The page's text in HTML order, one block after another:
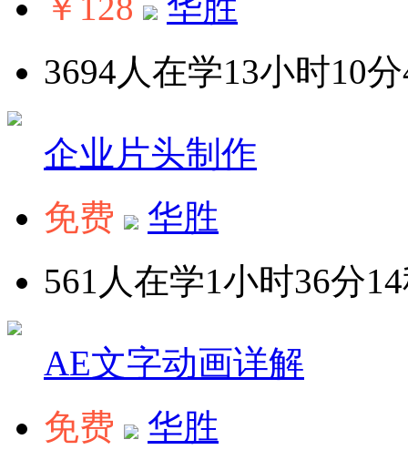
3694人在学13小时10
企业片头制作
免费
华胜
561人在学1小时36分
AE文字动画详解
免费
华胜